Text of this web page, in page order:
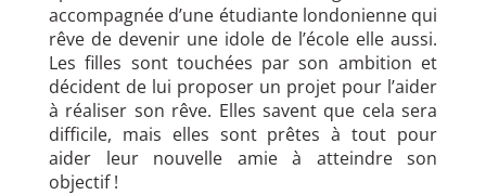
accompagnée d’une étudiante londonienne qui
rêve de devenir une idole de l’école elle aussi.
Les filles sont touchées par son ambition et
décident de lui proposer un projet pour l’aider
à réaliser son rêve. Elles savent que cela sera
difficile, mais elles sont prêtes à tout pour
aider leur nouvelle amie à atteindre son
objectif !